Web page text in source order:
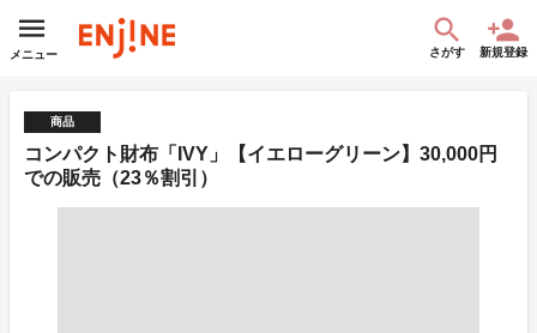
メニュー さがす 新規登録
商品
コンパクト財布「IVY」【イエローグリーン】30,000円
での販売（23％割引）